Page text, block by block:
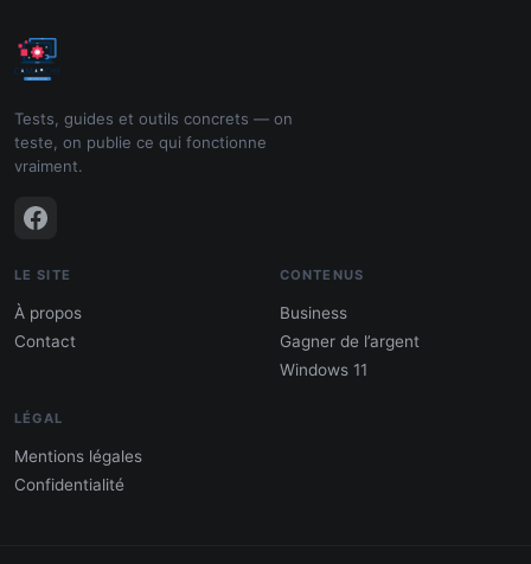
Tests, guides et outils concrets — on
teste, on publie ce qui fonctionne
vraiment.
LE SITE
À propos
Contact
CONTENUS
Business
Gagner de l’argent
Windows 11
LÉGAL
Mentions légales
Confidentialité